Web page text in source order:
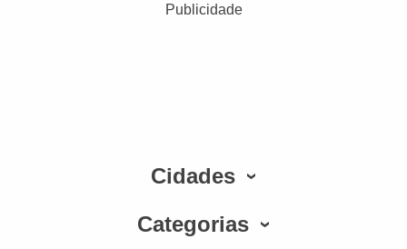
Publicidade
Cidades
Categorias